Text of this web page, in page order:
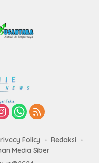
Policy
Redaksi
Media Siber